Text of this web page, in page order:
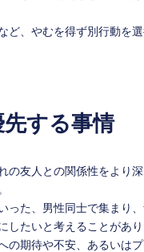
ど、やむを得ず別行動を
する事情
の友人との関係性をより
った、男性同士で集まり
たいと考えることがあり
の期待や不安、あるいは